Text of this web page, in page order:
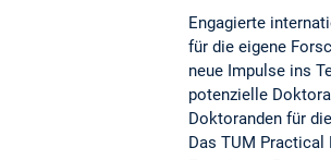
Engagierte
für die eigene
neue Impulse ins
potenzielle
Doktoranden für
Das TUM Practical